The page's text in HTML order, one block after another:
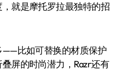
就是摩托罗拉最独特的招
——比如可替换的材质保护
屏的时尚潜力，Razr还有